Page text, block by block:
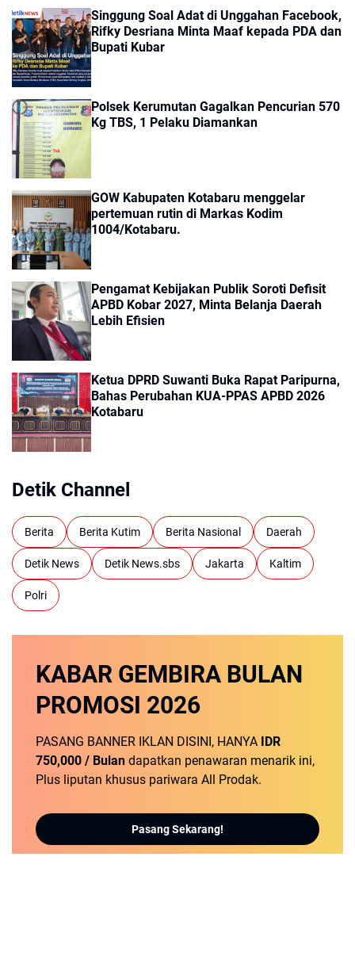
Singgung Soal Adat di Unggahan Facebook,
Rifky Desriana Minta Maaf kepada PDA dan
Bupati Kubar
Polsek Kerumutan Gagalkan Pencurian 570
Kg TBS, 1 Pelaku Diamankan
GOW Kabupaten Kotabaru menggelar
pertemuan rutin di Markas Kodim
1004/Kotabaru.
Pengamat Kebijakan Publik Soroti Defisit
APBD Kobar 2027, Minta Belanja Daerah
Lebih Efisien
Ketua DPRD Suwanti Buka Rapat Paripurna,
Bahas Perubahan KUA-PPAS APBD 2026
Kotabaru
Detik Channel
Berita Berita Kutim Berita Nasional Daerah
Detik News Detik News.sbs Jakarta Kaltim
Polri
KABAR GEMBIRA BULAN
PROMOSI 2026
PASANG BANNER IKLAN DISINI, HANYA IDR
750,000 / Bulan dapatkan penawaran menarik ini,
Plus liputan khusus pariwara All Prodak.
Pasang Sekarang!